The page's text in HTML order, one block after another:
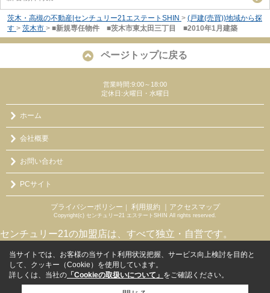
茨木・高槻の不動産|センチュリー21エステートSHIN > (戸建(売買))地域から探
す > 茨木市 > ■新規専任物件 ■茨木市東太田三丁目 ■2010年1月建築
ページトップに戻る
営業時間:9:00～18:00
定休日:火曜日・水曜日
ホーム
会社概要
お問い合わせ
PCサイト
プライバシーポリシー 利用規約 ｜アクセスマップ
Copyright(c) センチュリー21 エステートSHIN All rights reserved.
センチュリー21の加盟店は、すべて独立・自営です。
当サイトでは、お客様の当サイト利用状況把握、サービス向上検討を目的と
して、クッキー（Cookie）を使用しています。
詳しくは、当社の 「Cookieの取扱いについて」 をご確認ください。